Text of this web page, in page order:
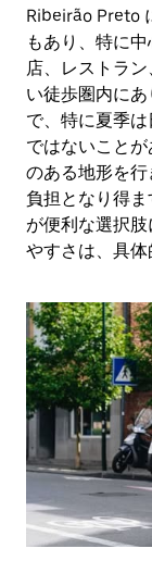
タ
ン
で
カ
レ
ン
ダ
ー
を
閉
じ
ま
Ribeirão Preto
もあり、特に
店、レストラ
い徒歩圏内に
で、特に夏季
ではないこと
のある地形を
負担となり得
が便利な選択
やすさは、具体